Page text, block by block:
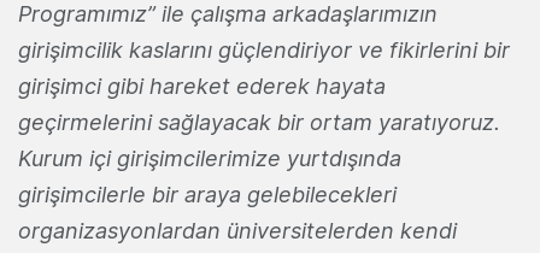
Programımız” ile çalışma arkadaşlarımızın
girişimcilik kaslarını güçlendiriyor ve fikirlerini bir
girişimci gibi hareket ederek hayata
geçirmelerini sağlayacak bir ortam yaratıyoruz.
Kurum içi girişimcilerimize yurtdışında
girişimcilerle bir araya gelebilecekleri
organizasyonlardan üniversitelerden kendi